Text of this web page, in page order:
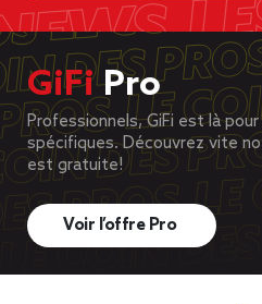
GiFiPro
Professionnels, GiFi est là
spécifiques. Découvrez vite
est gratuite!
Voir l’offre Pro